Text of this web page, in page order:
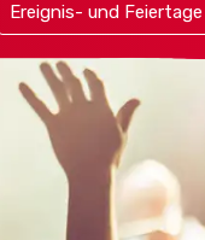
Ereignis- und Feiertage